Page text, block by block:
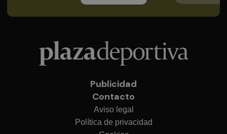
Publicidad
Contacto
Aviso legal
Política de privacidad